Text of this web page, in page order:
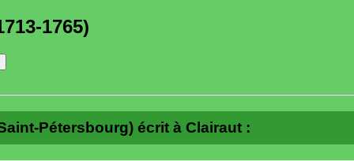
1765)
Pétersbourg) écrit à Clairaut :